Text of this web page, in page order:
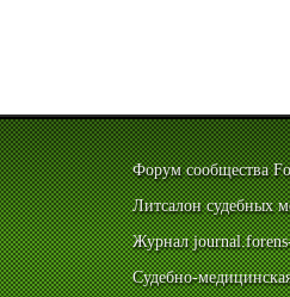
Форум сообщества
Литсалон судебных
Журнал
Судебно-